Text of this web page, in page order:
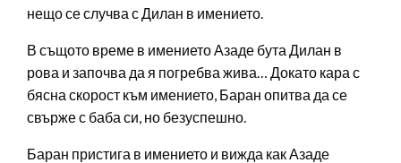
нещо се случва с Дилан в имението.
В същото време в имението Азаде бута Дилан в
рова и започва да я погребва жива… Докато кара с
бясна скорост към имението, Баран опитва да се
свърже с баба си, но безуспешно.
Баран пристига в имението и вижда как Азаде